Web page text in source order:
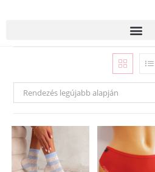
Rendezés legújabb alapján